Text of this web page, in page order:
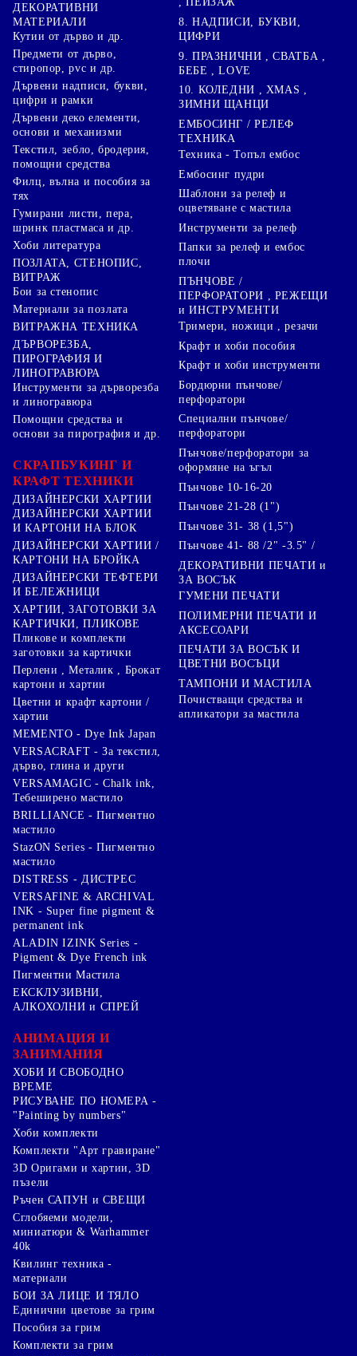
ДЕКОРАТИВНИ
МАТЕРИАЛИ
Кутии от дърво и др.
Предмети от дърво,
стиропор, pvc и др.
Дървени надписи, букви,
цифри и рамки
Дървени деко елементи,
основи и механизми
Текстил, зебло, бродерия,
помощни средства
Филц, вълна и пособия за
тях
Гумирани листи, пера,
шринк пластмаса и др.
Хоби литература
ПОЗЛАТА, СТЕНОПИС,
ВИТРАЖ
Бои за стенопис
Материали за позлата
ВИТРАЖНА ТЕХНИКА
ДЪРВОРЕЗБА,
ПИРОГРАФИЯ И
ЛИНОГРАВЮРА
Инструменти за дърворезба
и линогравюра
Помощни средства и
основи за пирография и др.
СКРАПБУКИНГ И
КРАФТ ТЕХНИКИ
ДИЗАЙНЕРСКИ ХАРТИИ
ДИЗАЙНЕРСКИ ХАРТИИ
И КАРТОНИ НА БЛОК
ДИЗАЙНЕРСКИ ХАРТИИ /
КАРТОНИ НА БРОЙКА
ДИЗАЙНЕРСКИ ТЕФТЕРИ
И БЕЛЕЖНИЦИ
ХАРТИИ, ЗАГОТОВКИ ЗА
КАРТИЧКИ, ПЛИКОВЕ
Пликове и комплекти
заготовки за картички
Перлени , Металик , Брокат
картони и хартии
Цветни и крафт картони /
хартии
8. НАДПИСИ, БУКВИ,
ЦИФРИ
9. ПРАЗНИЧНИ , СВАТБА ,
БЕБЕ , LOVE
10. КОЛЕДНИ , XMAS ,
ЗИМНИ ЩАНЦИ
ЕМБОСИНГ / РЕЛЕФ
ТЕХНИКА
Техника - Топъл ембос
Ембосинг пудри
Шаблони за релеф и
оцветяване с мастила
Инструменти за релеф
Папки за релеф и ембос
плочи
ПЪНЧОВЕ /
ПЕРФОРАТОРИ , РЕЖЕЩИ
и ИНСТРУМЕНТИ
Тримери, ножици , резачи
Крафт и хоби пособия
Крафт и хоби инструменти
Бордюрни пънчове/
перфоратори
Специални пънчове/
перфоратори
Пънчове/перфоратори за
оформяне на ъгъл
Пънчове 10-16-20
Пънчове 21-28 (1")
Пънчове 31- 38 (1,5")
Пънчове 41- 88 /2" -3.5" /
ДЕКОРАТИВНИ ПЕЧАТИ и
ЗА ВОСЪК
ГУМЕНИ ПЕЧАТИ
ПОЛИМЕРНИ ПЕЧАТИ И
АКСЕСОАРИ
ПЕЧАТИ ЗА ВОСЪК И
ЦВЕТНИ ВОСЪЦИ
ТАМПОНИ И МАСТИЛА
Почистващи средства и
апликатори за мастила
MEMENTO - Dye Ink Japan
VERSACRAFT - За текстил,
дърво, глина и други
VERSAMAGIC - Chalk ink,
Тебеширено мастило
BRILLIANCE - Пигментно
мастило
StazON Series - Пигментно
мастило
DISTRESS - ДИСТРЕС
VERSAFINE & ARCHIVAL
INK - Super fine pigment &
permanent ink
ALADIN IZINK Series -
Pigment & Dye French ink
Пигментни Мастила
ЕКСКЛУЗИВНИ,
АЛКОХОЛНИ и СПРЕЙ
АНИМАЦИЯ И
ЗАНИМАНИЯ
ХОБИ И СВОБОДНО
ВРЕМЕ
РИСУВАНЕ ПО НОМЕРА -
"Painting by numbers"
Хоби комплекти
Комплекти "Арт гравиране"
3D Оригами и хартии, 3D
пъзели
Ръчен САПУН и СВЕЩИ
Сглобяеми модели,
миниатюри & Warhammer
40k
Квилинг техника -
материали
БОИ ЗА ЛИЦЕ И ТЯЛО
Единични цветове за грим
Пособия за грим
Комплекти за грим